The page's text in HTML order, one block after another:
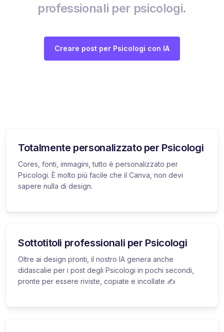
professionali per psicologi.
Creare post per Psicologi con IA
Totalmente personalizzato per Psicologi
Cores, fonti, immagini, tutto è personalizzato per
Psicologi. È molto più facile che il Canva, non devi
sapere nulla di design.
Sottotitoli professionali per Psicologi
Oltre ai design pronti, il nostro IA genera anche
didascalie per i post degli Psicologi in pochi secondi,
pronte per essere riviste, copiate e incollate ✍️